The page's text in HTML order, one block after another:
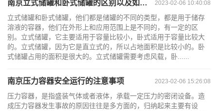
2023-02-06 10:40:08
南京立式储罐和卧式储罐的区别以及如何选择
立式储罐和卧式储罐，他们都是储罐的不同的类型，都是用于储存
溶液的容器，他们在外形上和应用范围上是不同的，有一定的区
别。立式储罐，它主要适用于容量比较小，卧式适用于容量比较大
的。立式储罐，因为它是直立式的，所以占地面积是比较小的。卧
式储罐占用的面积是很大的。立式储罐需要考虑风载，卧......
2023-02-06 15:26:08
南京压力容器安全运行的注意事项
压力容器，是指盛装气体或者液体，承载一定压力的密闭设备。造
成压力容器发生事故的原因往往是多方面的，归纳起来主要有设